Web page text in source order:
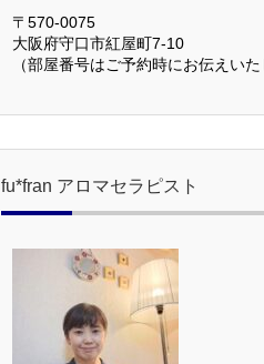
〒570-0075
大阪府守口市紅屋町7-10
（部屋番号はご予約時にお伝えいた
fu*fran アロマセラピスト